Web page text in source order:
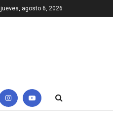
jueves, agosto 6, 2026